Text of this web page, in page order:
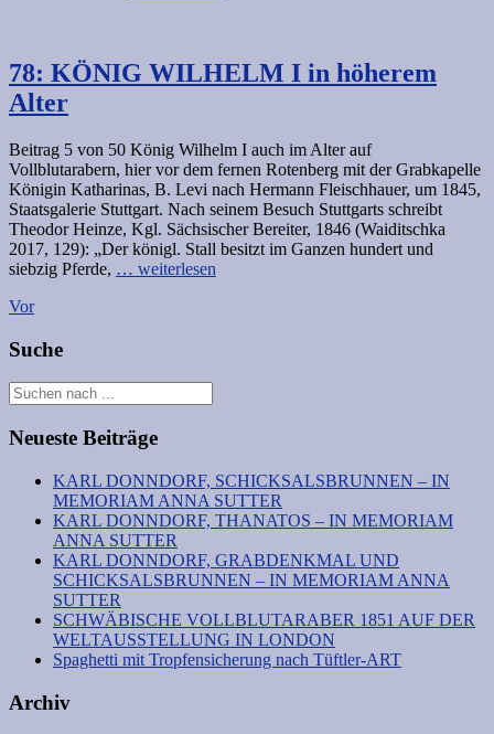
78: KÖNIG WILHELM I in höherem
Alter
Beitrag 5 von 50 König Wilhelm I auch im Alter auf
Vollblutarabern, hier vor dem fernen Rotenberg mit der Grabkapelle
Königin Katharinas, B. Levi nach Hermann Fleischhauer, um 1845,
Staatsgalerie Stuttgart. Nach seinem Besuch Stuttgarts schreibt
Theodor Heinze, Kgl. Sächsischer Bereiter, 1846 (Waiditschka
2017, 129): „Der königl. Stall besitzt im Ganzen hundert und
siebzig Pferde, … weiterlesen
Posts
navigation
Vor
Suche
Neueste Beiträge
KARL DONNDORF, SCHICKSALSBRUNNEN – IN
MEMORIAM ANNA SUTTER
KARL DONNDORF, THANATOS – IN MEMORIAM
ANNA SUTTER
KARL DONNDORF, GRABDENKMAL UND
SCHICKSALSBRUNNEN – IN MEMORIAM ANNA
SUTTER
SCHWÄBISCHE VOLLBLUTARABER 1851 AUF DER
WELTAUSSTELLUNG IN LONDON
Spaghetti mit Tropfensicherung nach Tüftler-ART
Archiv